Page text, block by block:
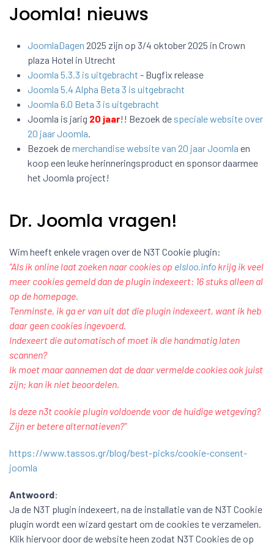
Joomla! nieuws
JoomlaDagen 2025 zijn op 3/4 oktober 2025 in Crown
plaza Hotel in Utrecht
Joomla 5.3.3 is uitgebracht - Bugfix release
Joomla 5.4 Alpha Beta 3 is uitgebracht
Joomla 6.0 Beta 3 is uitgebracht
Joomla is jarig 20 jaar!! Bezoek de speciale website over
20 jaar Joomla.
Bezoek demerchandise website van 20 jaar Joomla en
koop een leuke herinneringsproduct en sponsor daarmee
het Joomla project!
Dr. Joomla vragen!
Wim heeft enkele vragen over de N3T Cookie plugin:
"Als ik online laat zoeken naar cookies op elsloo.info krijg ik veel
meer cookies gemeld dan de plugin indexeert: 16 stuks alleen al
op de homepage.
Tenminste, ik ga er van uit dat die plugin indexeert, want ik heb
daar geen cookies ingevoerd.
Indexeert die automatisch of moet ik die handmatig laten
scannen?
Ik moet maar aannemen dat de daar vermelde cookies ook juist
zijn; kan ik niet beoordelen.
Is deze n3t cookie plugin voldoende voor de huidige wetgeving?
Zijn er betere alternatieven?"
https://www.tassos.gr/blog/best-picks/cookie-consent-
joomla
Antwoord:
Ja de N3T plugin indexeert, na de installatie van de N3T Cookie
plugin wordt een wizard gestart om de cookies te verzamelen.
Klik hiervoor door de website heen zodat N3T Cookies de op